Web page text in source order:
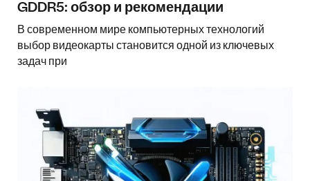
GDDR5: обзор и рекомендации
В современном мире компьютерных технологий
выбор видеокарты становится одной из ключевых
задач при